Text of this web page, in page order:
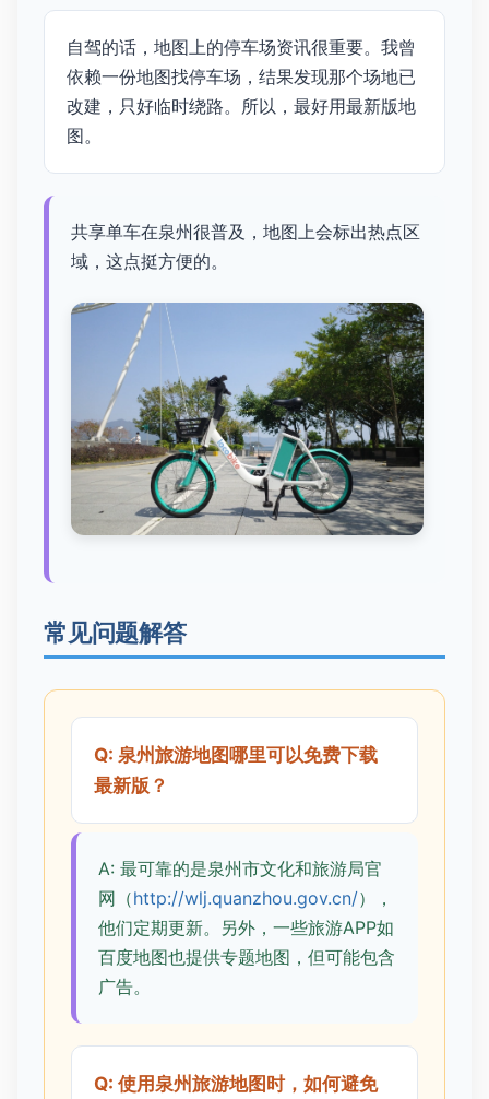
自驾的话，地图上的停车场资讯很重要。我曾
依赖一份地图找停车场，结果发现那个场地已
改建，只好临时绕路。所以，最好用最新版地
图。
共享单车在泉州很普及，地图上会标出热点区
域，这点挺方便的。
常见问题解答
Q: 泉州旅游地图哪里可以免费下载
最新版？
A: 最可靠的是泉州市文化和旅游局官
网（http://wlj.quanzhou.gov.cn/），
他们定期更新。另外，一些旅游APP如
百度地图也提供专题地图，但可能包含
广告。
Q: 使用泉州旅游地图时，如何避免